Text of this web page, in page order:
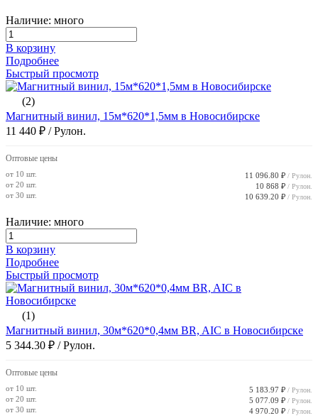
Наличие: много
В корзину
Подробнее
Быстрый просмотр
(2)
Магнитный винил, 15м*620*1,5мм в Новосибирске
11 440 ₽ / Рулон.
Оптовые цены
от 10 шт. 11 096.80 ₽ / Рулон.
от 20 шт. 10 868 ₽ / Рулон.
от 30 шт. 10 639.20 ₽ / Рулон.
Наличие: много
В корзину
Подробнее
Быстрый просмотр
(1)
Магнитный винил, 30м*620*0,4мм BR, AIC в Новосибирске
5 344.30 ₽ / Рулон.
Оптовые цены
от 10 шт. 5 183.97 ₽ / Рулон.
от 20 шт. 5 077.09 ₽ / Рулон.
от 30 шт. 4 970.20 ₽ / Рулон.